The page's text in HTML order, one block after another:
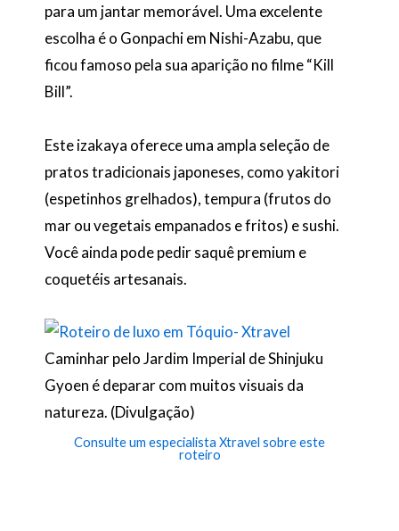
para um jantar memorável. Uma excelente
escolha é o Gonpachi em Nishi-Azabu, que
ficou famoso pela sua aparição no filme “Kill
Bill”.
Este izakaya oferece uma ampla seleção de
pratos tradicionais japoneses, como yakitori
(espetinhos grelhados), tempura (frutos do
mar ou vegetais empanados e fritos) e sushi.
Você ainda pode pedir saquê premium e
coquetéis artesanais.
Caminhar pelo Jardim Imperial de Shinjuku
Gyoen é deparar com muitos visuais da
natureza. (Divulgação)
Consulte um especialista Xtravel sobre este
roteiro